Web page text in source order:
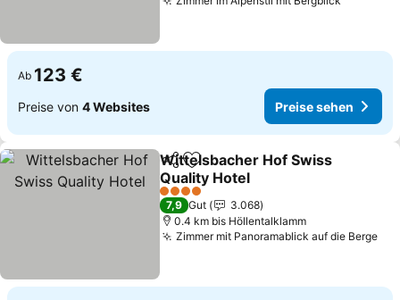
Ab 123 €
Preise von 4 Websites Preise sehen
TeilenZu Favoriten hinzufügen
Wittelsbacher Hof Swiss
Quality Hotel
Preise sehen
4 Sterne
7,9 Gut
3.068
0.4 km bis Höllentalklamm
Zimmer mit Panoramablick auf die Berge